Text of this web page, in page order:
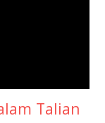
Talian